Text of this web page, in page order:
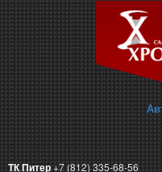
ТК Питер+7 (812) 335-68-56